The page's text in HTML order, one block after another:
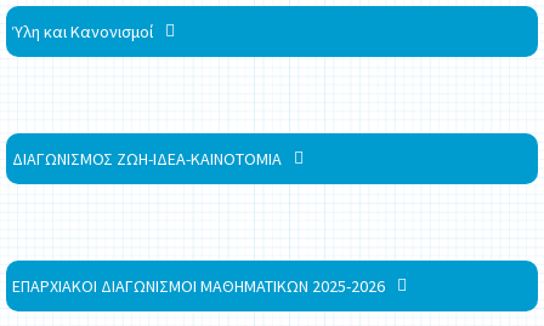
Ύλη και Κανονισμοί
ΔΙΑΓΩΝΙΣΜΟΣ ΖΩΗ-ΙΔΕΑ-ΚΑΙΝΟΤΟΜΙΑ
ΕΠΑΡΧΙΑΚΟΙ ΔΙΑΓΩΝΙΣΜΟΙ ΜΑΘΗΜΑΤΙΚΩΝ 2025-2026